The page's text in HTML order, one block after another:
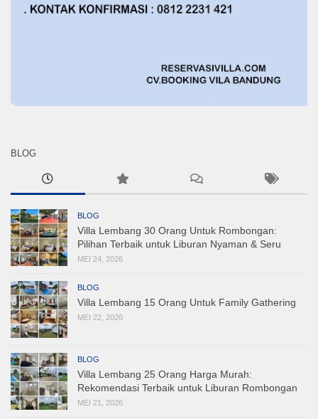
BLOG
BLOG
Villa Lembang 30 Orang Untuk Rombongan:
Pilihan Terbaik untuk Liburan Nyaman & Seru
MEI 24, 2026
BLOG
Villa Lembang 15 Orang Untuk Family Gathering
MEI 22, 2026
BLOG
Villa Lembang 25 Orang Harga Murah:
Rekomendasi Terbaik untuk Liburan Rombongan
MEI 21, 2026